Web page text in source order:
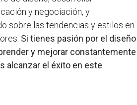
y negociación, y
sobre las tendencias y estilos en
Si tienes pasión por el diseño
y mejorar constantemente
alcanzar el éxito en este